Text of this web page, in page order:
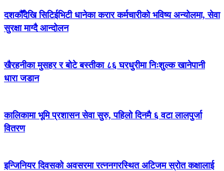
दशकौँदेखि सिटिईभिटी धानेका करार कर्मचारीको भविष्य अन्योलमा, सेवा
सुरक्षा माग्दै आन्दोलन
खैरहनीका मुसहर र बोटे बस्तीका ८६ घरधुरीमा निःशुल्क खानेपानी
धारा जडान
कालिकामा भूमि प्रशासन सेवा सुरु, पहिलो दिनमै ६ वटा लालपुर्जा
वितरण
इन्जिनियर दिवसको अवसरमा रत्ननगरस्थित अटिजम स्रोत कक्षालाई